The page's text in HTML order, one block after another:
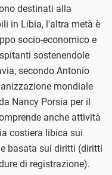
destinati alla
in Libia, l'altra metà è
socio-economico e
sostenendole
secondo Antonio
mondiale
Nancy Porsia per il
anche attività
costiera libica sui
basata sui diritti (diritti
di registrazione).